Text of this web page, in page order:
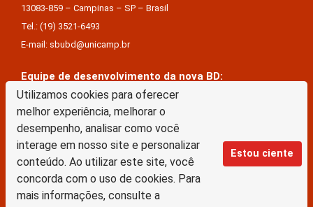
Utilizamos cookies para oferecer
melhor experiência, melhorar o
desempenho, analisar como você
interage em nosso site e personalizar
conteúdo. Ao utilizar este site, você
concorda com o uso de cookies. Para
mais informações, consulte a
Estou ciente
13083-859 – Campinas – SP – Brasil
Tel.: (19) 3521-6493
E-mail: sbubd@unicamp.br
Equipe de desenvolvimento da nova BD:
Keite Aparecida Duarte
Márcio Vinícius De Jesus Almeida
Saul Victor De Castro E Silva
A Biblioteca Digital da Unicamp está licenciado com uma Licença Creative Commons –
Atribuição Sem Derivações 4.0 Internacional